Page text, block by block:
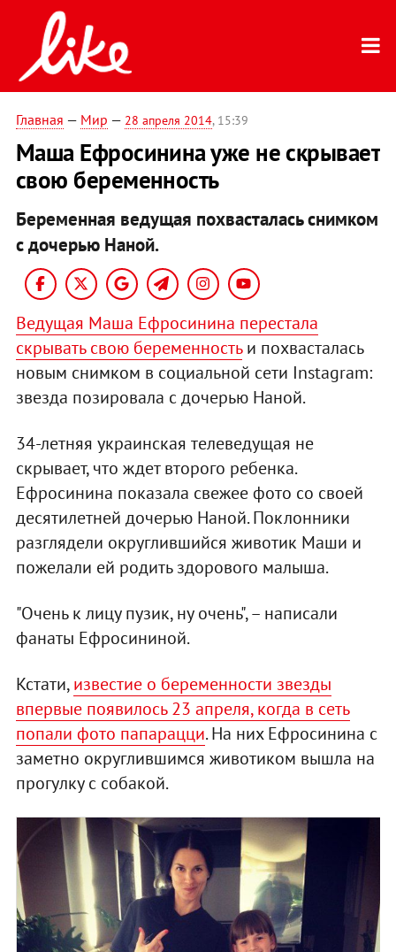
Главная — Мир — 28 апреля 2014, 15:39
Маша Ефросинина уже не скрывает
свою беременность
Беременная ведущая похвасталась снимком
с дочерью Наной.
Ведущая Маша Ефросинина перестала
скрывать свою беременностьи похвасталась
новым снимком в социальной сети Instagram:
звезда позировала с дочерью Наной.
34-летняя украинская телеведущая не
скрывает, что ждет второго ребенка.
Ефросинина показала свежее фото со своей
десятилетней дочерью Наной. Поклонники
разглядели округлившийся животик Маши и
пожелали ей родить здорового малыша.
"Очень к лицу пузик, ну очень", – написали
фанаты Ефросининой.
Кстати,известие о беременности звезды
впервые появилось 23 апреля, когда в сеть
попали фото папарацци. На них Ефросинина с
заметно округлившимся животиком вышла на
прогулку с собакой.